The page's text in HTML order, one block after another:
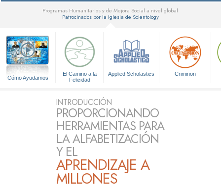
Programas Humanitarios y de Mejora Social a nivel global
Patrocinados por la Iglesia de Scientology
Cómo Ayudamos
El Camino a la
Felicidad
Applied Scholastics Criminon
INTRODUCCIÓN
PROPORCIONANDO
HERRAMIENTAS PARA
LA ALFABETIZACIÓN
Y EL
APRENDIZAJE A
MILLONES